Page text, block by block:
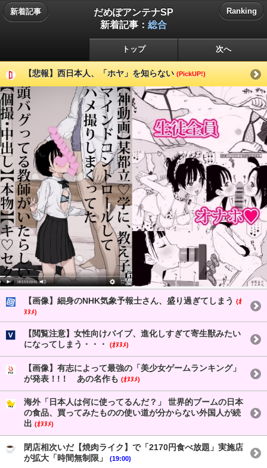
新着記事
だめぽアンテナSP
新着記事： 総合
Ranking
トップ 次へ
【悲報】西日本人、「ホヤ」を知らない (PickUP!)
【画像】細身のNHK気象予報士さん、盛り過ぎてしまう (ｵ
ﾇﾇﾒ)
【閲覧注意】女性向けバイブ、進化しすぎて寄生獣みたい
になってしまう・・・
(ｵﾇﾇﾒ)
【画像】有志によって最強の「美少女ゲームランキング」
が発表！!！ あの名作も (ｵﾇﾇﾒ)
海外「日本人は何に使ってるんだ？」 世界的ブームの日本
の食品、買ってみたものの使い道が分からない外国人が続
出 (ｵﾇﾇﾒ)
閉店相次いだ【焼肉ライク】で「2170円食べ放題」実施店
が拡大「時間無制限」
(19:00)